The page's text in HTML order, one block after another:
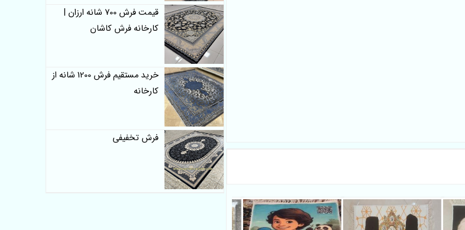
قیمت فرش 700 شانه ارزان |
کارخانه فرش کاشان
خرید مستقیم فرش 1200 شانه از
کارخانه
فرش تخفیفی